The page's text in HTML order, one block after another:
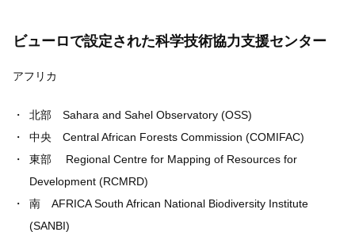
ビューロで設定された科学技術協力支援センター
アフリカ
北部 Sahara and Sahel Observatory (OSS)
中央 Central African Forests Commission (COMIFAC)
東部 Regional Centre for Mapping of Resources for
Development (RCMRD)
南 AFRICA South African National Biodiversity Institute
(SANBI)